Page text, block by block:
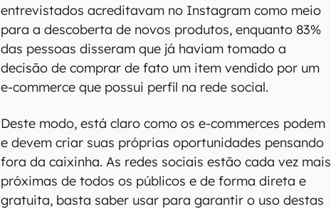
entrevistados acreditavam no Instagram como meio
para a descoberta de novos produtos, enquanto 83%
das pessoas disseram que já haviam tomado a
decisão de comprar de fato um item vendido por um
e-commerce que possui perfil na rede social.
Deste modo, está claro como os e-commerces podem
e devem criar suas próprias oportunidades pensando
fora da caixinha. As redes sociais estão cada vez mais
próximas de todos os públicos e de forma direta e
gratuita, basta saber usar para garantir o uso destas